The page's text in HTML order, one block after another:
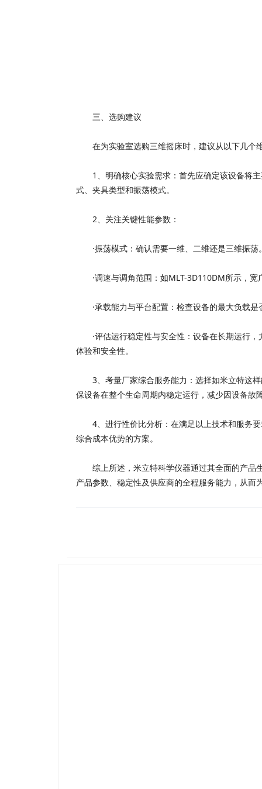
三、选购建议
在为实验室选购三维摇床时，建议从以下几个
1、明确核心实验需求：首先应确定该设备将主
式、夹具类型和振荡模式。
2、关注关键性能参数：
·振荡模式：确认需要一维、二维还是三维振荡
·调速与调角范围：如MLT-3D110DM所示，宽
·承载能力与平台配置：检查设备的最大负载是
·评估运行稳定性与安全性：设备在长期运行，
体验和安全性。
3、考量厂家综合服务能力：选择如米立特这样
保设备在整个生命周期内稳定运行，减少因设备故
4、进行性价比分析：在满足以上技术和服务要
综合成本优势的方案。
综上所述，米立特科学仪器通过其全面的产品
产品参数、稳定性及供应商的全程服务能力，从而